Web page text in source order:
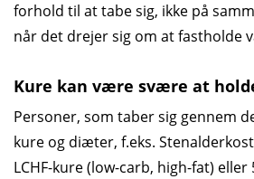
forhold til at tabe sig, ikke på
når det drejer sig om at fastholde
Kure kan være svære at
Personer, som taber sig gennem
kure og diæter, f.eks.
LCHF-kure (low-carb, high-fat)